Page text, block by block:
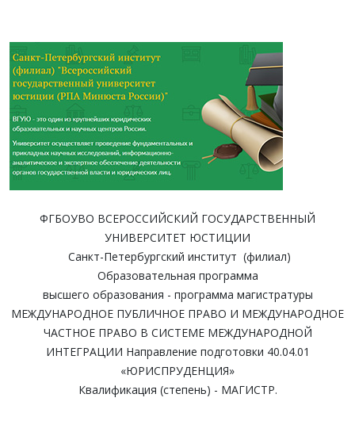
ФГБОУВО ВСЕРОССИЙСКИЙ ГОСУДАРСТВЕННЫЙ
УНИВЕРСИТЕТ ЮСТИЦИИ
Санкт-Петербургский институт (филиал)
Образовательная программа
высшего образования - программа магистратуры
МЕЖДУНАРОДНОЕ ПУБЛИЧНОЕ ПРАВО И МЕЖДУНАРОДНОЕ
ЧАСТНОЕ ПРАВО В СИСТЕМЕ МЕЖДУНАРОДНОЙ
ИНТЕГРАЦИИ Направление подготовки 40.04.01
«ЮРИСПРУДЕНЦИЯ»
Квалификация (степень) - МАГИСТР.